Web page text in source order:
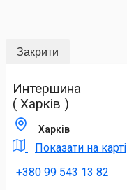
Закрити
Интершина
( Харків )
Харків
Показати на карті
+380 99 543 13 82